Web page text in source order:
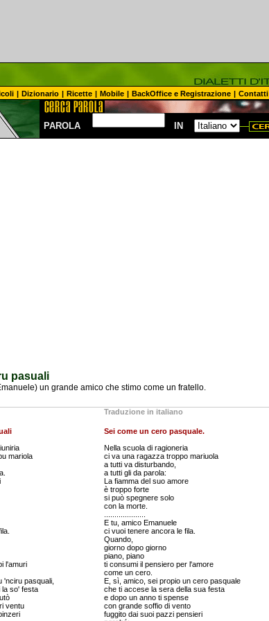
| Dizionario | Ricette | Mobile | BackOffice e Registrazione | Contatti
PAROLA IN
pasuali
un grande amico che stimo come un fratello.
mariola
l'amuri
'nciru pasquali,
la so' festa
ventu
Traduzione in italiano
Sei come un cero pasquale.
Nella scuola di ragioneria
ci va una ragazza troppo mariuola
a tutti va disturbando,
a tutti gli da parola:
La fiamma del suo amore
è troppo forte
si può spegnere solo
con la morte.
E tu, amico Emanuele
ci vuoi tenere ancora le fila.
Quando,
giorno dopo giorno
piano, piano
ti consumi il pensiero per l'amore
come un cero.
E, sì, amico, sei propio un cero pasquale
che ti accese la sera della sua festa
e dopo un anno ti spense
con grande soffio di vento
fuggito dai suoi pazzi pensieri